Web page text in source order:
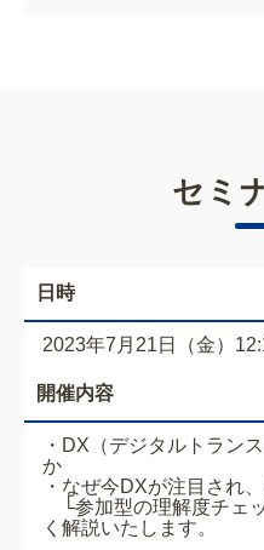
セミ
日時
2023年7月21日（金）
開催内容
・DX（デジタルトラン
か
・なぜ今DXが注目され
└参加型の理解度チェ
く解説いたします。